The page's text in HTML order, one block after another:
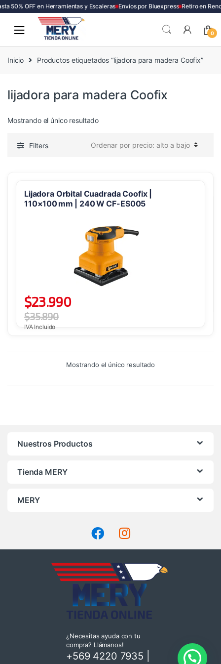
50% OFF en Herramientas y Escaleras Envíos por Bluexpress Retiro en
0
Inicio Productos etiquetados “lijadora para madera Coofix”
lijadora para madera Coofix
Mostrando el único resultado
Filters
Lijadora Orbital Cuadrada Coofix |
110×100 mm | 240 W CF-ES005
$23.990
$35.890
IVA Incluido
Mostrando el único resultado
Nuestros Productos
Tienda MERY
MERY
¿Necesitas ayuda con tu
compra? Llámanos!
+569 4220 7935